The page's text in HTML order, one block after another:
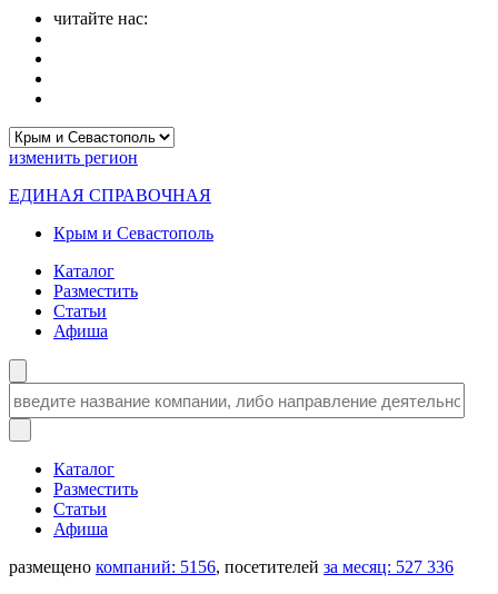
читайте нас:
изменить регион
ЕДИНАЯ СПРАВОЧНАЯ
Крым и Севастополь
Каталог
Разместить
Статьи
Афиша
Каталог
Разместить
Статьи
Афиша
размещено компаний: 5156, посетителей за месяц: 527 336